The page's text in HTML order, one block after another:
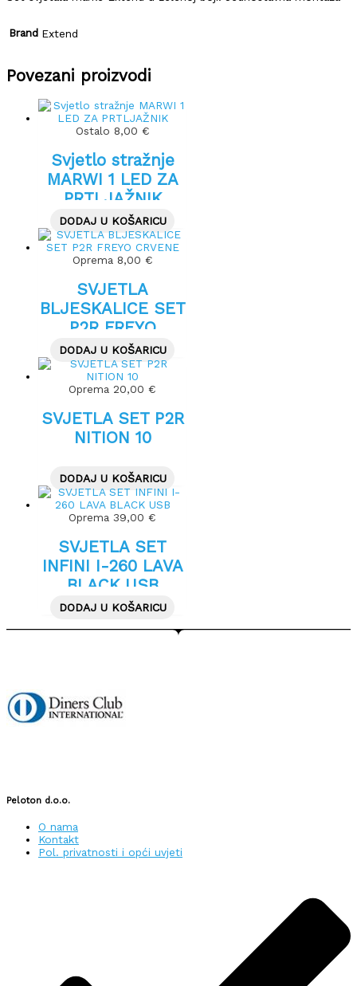
Brand Extend
Povezani proizvodi
Ostalo 8,00 €
Svjetlo stražnje
MARWI 1 LED ZA
PRTLJAŽNIK
DODAJ U KOŠARICU
Oprema 8,00 €
SVJETLA
BLJESKALICE SET
P2R FREYO
CRVENE
DODAJ U KOŠARICU
Oprema 20,00 €
SVJETLA SET P2R
NITION 10
DODAJ U KOŠARICU
Oprema 39,00 €
SVJETLA SET
INFINI I-260 LAVA
BLACK USB
DODAJ U KOŠARICU
Peloton d.o.o.
O nama
Kontakt
Pol. privatnosti i opći uvjeti